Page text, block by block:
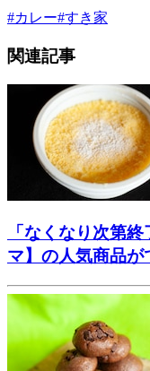
#カレー#すき家
関連記事
「なくなり次第
マ】の人気商品が